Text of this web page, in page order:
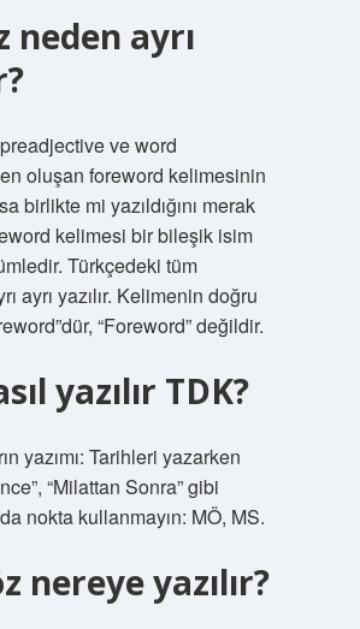
neden ayrı
ve word
oluşan foreword kelimesinin
birlikte mi yazıldığını merak
kelimesi bir bileşik isim
Türkçedeki tüm
ayrı yazılır. Kelimenin doğru
“Foreword” değildir.
yazılır TDK?
yazımı: Tarihleri ​​yazarken
“Milattan Sonra” gibi
nokta kullanmayın: MÖ, MS.
nereye yazılır?